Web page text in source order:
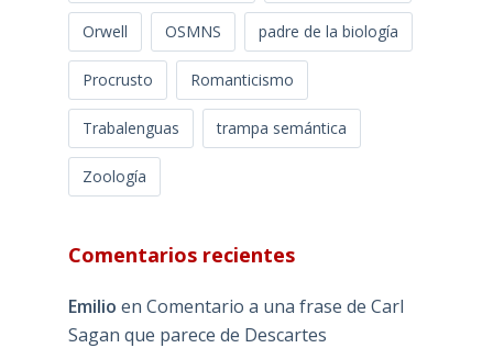
Orwell OSMNS padre de la biología
Procrusto Romanticismo
Trabalenguas trampa semántica
Zoología
Comentarios recientes
Emilio en Comentario a una frase de Carl
Sagan que parece de Descartes